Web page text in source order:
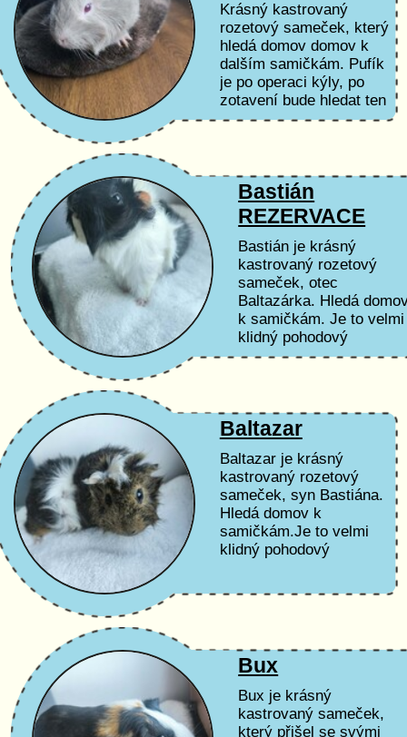
Krásný kastrovaný
rozetový sameček, který
hledá domov domov k
dalším samičkám. Pufík
je po operaci kýly, po
zotavení bude hledat ten
nejlepší domov.
Bastián
REZERVACE
Bastián je krásný
kastrovaný rozetový
sameček, otec
Baltazárka. Hledá
k samičkám. Je to velmi
klidný pohodový
sameček. Podmínky
Baltazar
Baltazar je krásný
kastrovaný rozetový
sameček, syn Bastiána.
Hledá domov k
samičkám.Je to velmi
klidný pohodový
Bux
Bux je krásný
kastrovaný sameček,
který přišel se svými